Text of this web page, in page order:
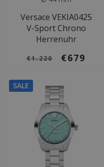
Versace VEKIA0425
V-Sport Chrono
Herrenuhr
€1.220 €679
SALE